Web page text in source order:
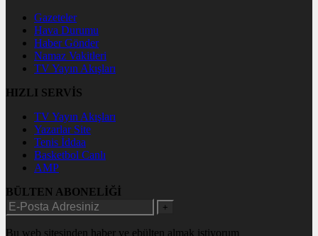
Gazeteler
Hava Durumu
Haber Gönder
Namaz Vakitleri
TV Yayın Akışları
HIZLI SERVİS
TV Yayın Akışları
Yazarlar Site
Tenis İddaa
Basketbol Canlı
AMP
BÜLTEN ABONELİĞİ
+
Bu web sitesinden haber ve ebülten almak istiyorum